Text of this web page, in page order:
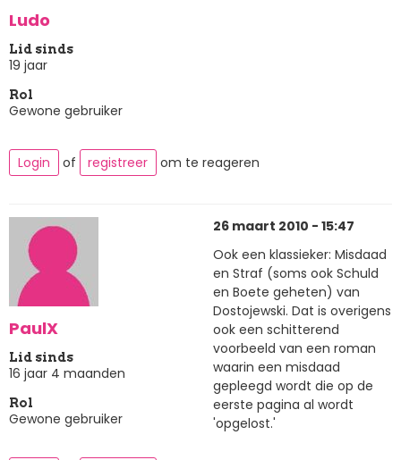
Ludo
Lid sinds
19 jaar
Rol
Gewone gebruiker
Login of registreer om te reageren
PaulX
Lid sinds
16 jaar 4 maanden
Rol
Gewone gebruiker
26 maart 2010 - 15:47
Ook een klassieker: Misdaad
en Straf (soms ook Schuld
en Boete geheten) van
Dostojewski. Dat is overigens
ook een schitterend
voorbeeld van een roman
waarin een misdaad
gepleegd wordt die op de
eerste pagina al wordt
'opgelost.'